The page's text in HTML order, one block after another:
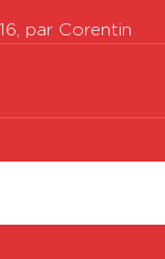
par Corentin